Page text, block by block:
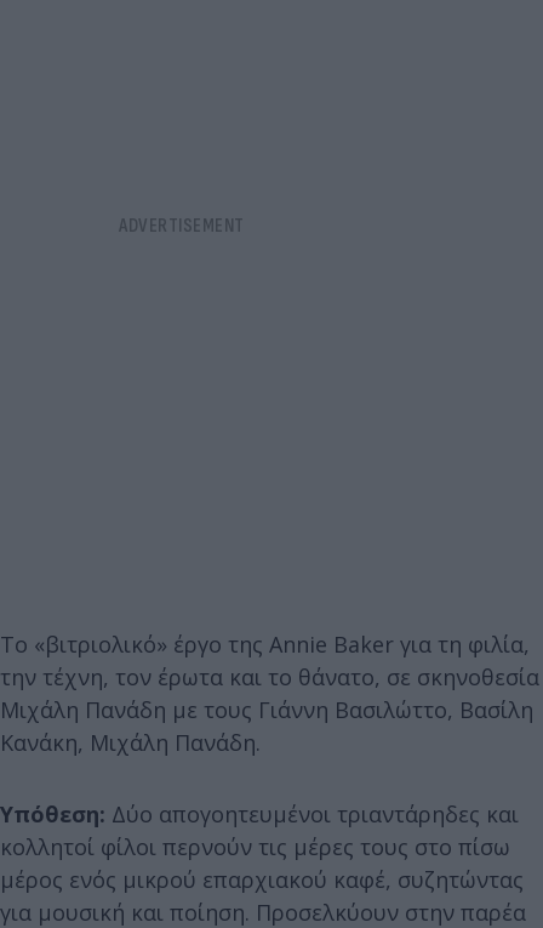
Το «βιτριολικό» έργο της Annie Baker για τη φιλία,
την τέχνη, τον έρωτα και το θάνατο, σε σκηνοθεσία
Μιχάλη Πανάδη με τους Γιάννη Βασιλώττο, Βασίλη
Κανάκη, Μιχάλη Πανάδη.
Υπόθεση: Δύο απογοητευμένοι τριαντάρηδες και
κολλητοί φίλοι περνούν τις μέρες τους στο πίσω
μέρος ενός μικρού επαρχιακού καφέ, συζητώντας
για μουσική και ποίηση. Προσελκύουν στην παρέα